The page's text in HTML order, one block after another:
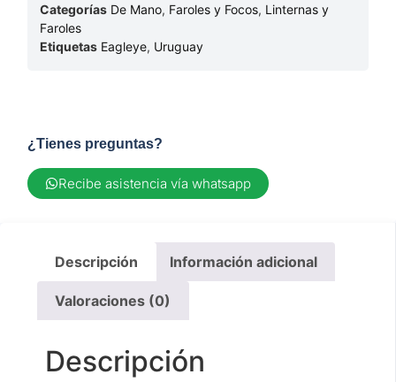
Categorías De Mano, Faroles y Focos, Linternas y
Faroles
Etiquetas Eagleye, Uruguay
¿Tienes preguntas?
Recibe asistencia vía whatsapp
Descripción Información adicional
Valoraciones (0)
Descripción